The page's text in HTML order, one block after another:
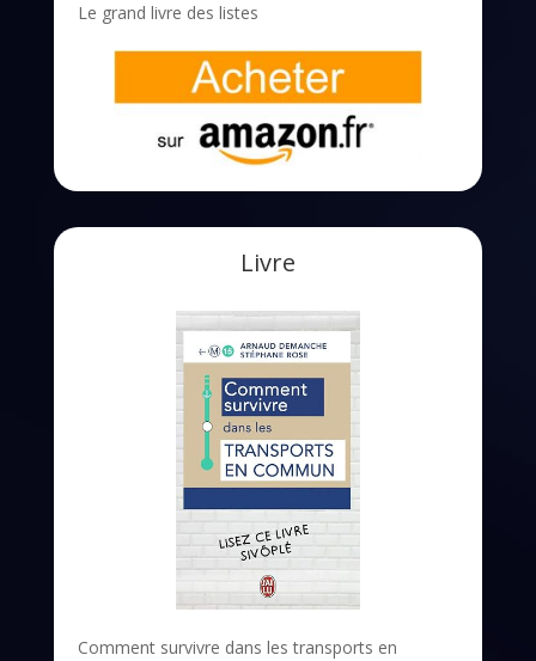
Le grand livre des listes
Livre
Comment survivre dans les transports en